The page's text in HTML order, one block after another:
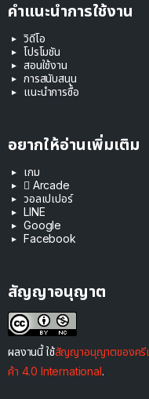
คำแนะนำการใช้งาน
วิดีโอ
โปรโมชัน
สอนใช้งาน
การสนับสนุน
แนะนำการซื้อ
อยากให้อ่านเพิ่มเติม
เกม
 Arcade
วอลเปเปอร์
LINE
Google
Facebook
สัญญาอนุญาต
ผลงานนี้ ใช้สัญญาอนุญาตของครี
ค้า 4.0 International.